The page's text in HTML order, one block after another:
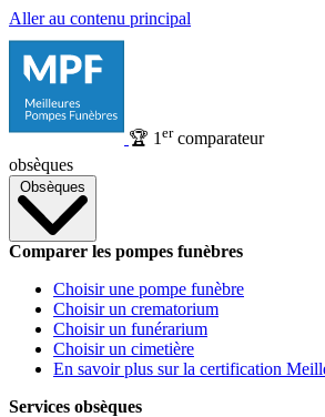
Aller au contenu principal
🏆 1 ercomparateur
obsèques
Obsèques
Comparer les pompes funèbres
Choisir une pompe funèbre
Choisir un crematorium
Choisir un funérarium
Choisir un cimetière
En savoir plus sur la certification
Services obsèques